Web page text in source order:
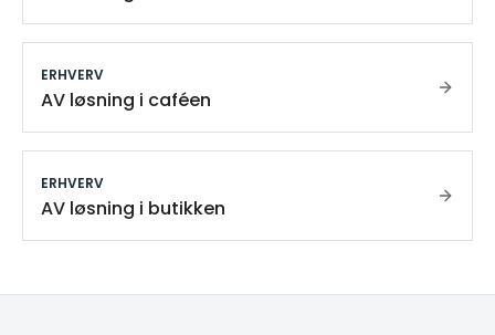
ERHVERV
AV løsning i caféen
ERHVERV
AV løsning i butikken